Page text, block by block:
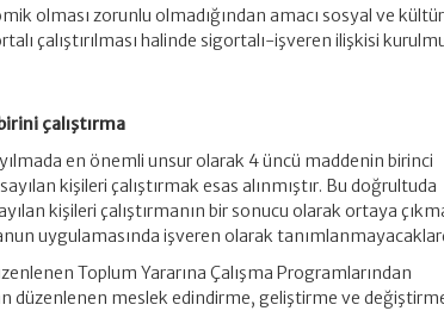
olması zorunlu olmadığından amacı sosyal ve
çalıştırılması halinde sigortalı-işveren ilişkisi
çalıştırma
en önemli unsur olarak 4 üncü maddenin birinci
kişileri çalıştırmak esas alınmıştır. Bu doğrultuda
kişileri çalıştırmanın bir sonucu olarak ortaya
uygulamasında işveren olarak
Toplum Yararına Çalışma Programlarından
düzenlenen meslek edindirme, geliştirme ve